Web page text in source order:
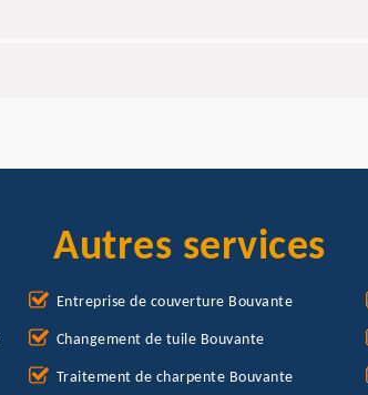
Autres services
Entreprise de couverture Bouvante
Changement de tuile Bouvante
Traitement de charpente Bouvante